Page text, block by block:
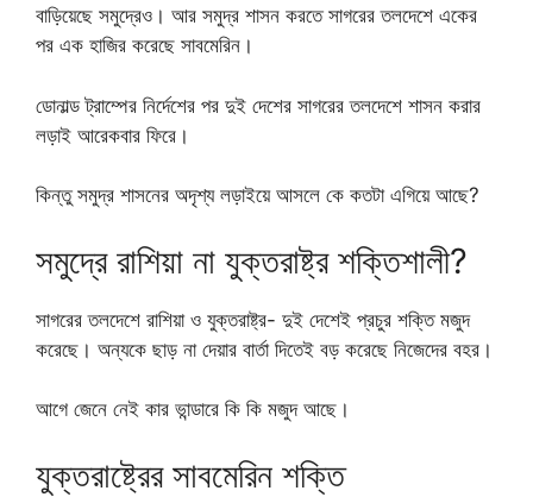
বাড়িয়েছে সমুদ্রেও। আর সমুদ্র শাসন করতে সাগরের তলদেশে একের
পর এক হাজির করেছে সাবমেরিন।
ডোনাল্ড ট্রাম্পের নির্দেশের পর দুই দেশের সাগরের তলদেশে শাসন করার
লড়াই আরেকবার ফিরে।
কিন্তু সমুদ্র শাসনের অদৃশ্য লড়াইয়ে আসলে কে কতটা এগিয়ে আছে?
সমুদ্রে রাশিয়া না যুক্তরাষ্ট্র শক্তিশালী?
সাগরের তলদেশে রাশিয়া ও যুক্তরাষ্ট্র- দুই দেশেই প্রচুর শক্তি মজুদ
করেছে। অন্যকে ছাড় না দেয়ার বার্তা দিতেই বড় করেছে নিজেদের বহর।
আগে জেনে নেই কার ভান্ডারে কি কি মজুদ আছে।
যুক্তরাষ্ট্রের সাবমেরিন শক্তি